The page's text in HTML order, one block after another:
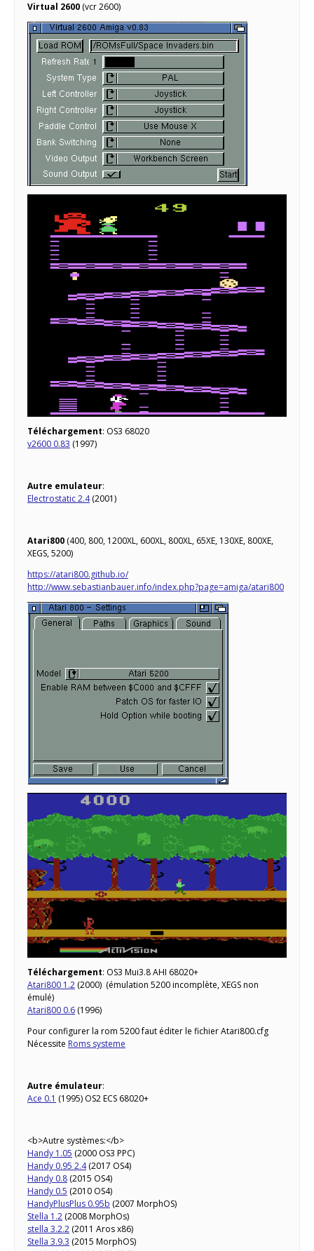
Virtual 2600 (vcr 2600)
Téléchargement: OS3 68020
v2600 0.83 (1997)
Autre emulateur:
Electrostatic 2.4(2001)
Atari800 (400, 800, 1200XL, 600XL, 800XL, 65XE, 130XE, 800XE,
XEGS, 5200)
https://atari800.github.io/
http://www.sebastianbauer.info/index.php?page=amiga/atari800
Téléchargement: OS3 Mui3.8 AHI 68020+
Atari800 1.2 (2000) (émulation 5200 incomplète, XEGS non
émulé)
Atari800 0.6 (1996)
Pour configurer la rom 5200 faut éditer le fichier Atari800.cfg
Nécessite Roms systeme
Autre émulateur:
Ace 0.1 (1995) OS2 ECS 68020+
<b>Autre systèmes:</b>
Handy 1.05 (2000 OS3 PPC)
Handy 0.95 2.4(2017 OS4)
Handy 0.8 (2015 OS4)
Handy 0.5 (2010 OS4)
HandyPlusPlus 0.95b (2007 MorphOS)
Stella 1.2 (2008 MorphOs)
stella 3.2.2 (2011 Aros x86)
Stella 3.9.3 (2015 MorphOS)